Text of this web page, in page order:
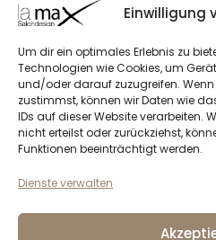
Einwilligung
Um dir ein optimales Erlebnis zu
Technologien wie Cookies, um
und/oder darauf zuzugreifen.
zustimmst, können wir Daten wie
IDs auf dieser Website verarbeiten.
nicht erteilst oder zurückziehst,
Funktionen beeinträchtigt werden.
Dienste verwalten
Ing. Reinhard Mayer e.U.
Stadlgasse 4
2122 Riedenthal, Austria
E-Mail:mayer[at]lamax.at
+436643432630
La Max West
Andreas Larcher e.U.
6410 Telfs, Austria